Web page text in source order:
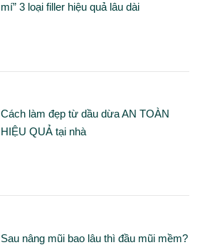
mí” 3 loại filler hiệu quả lâu dài
Cách làm đẹp từ dầu dừa AN TOÀN
HIỆU QUẢ tại nhà
Sau nâng mũi bao lâu thì đầu mũi mềm?